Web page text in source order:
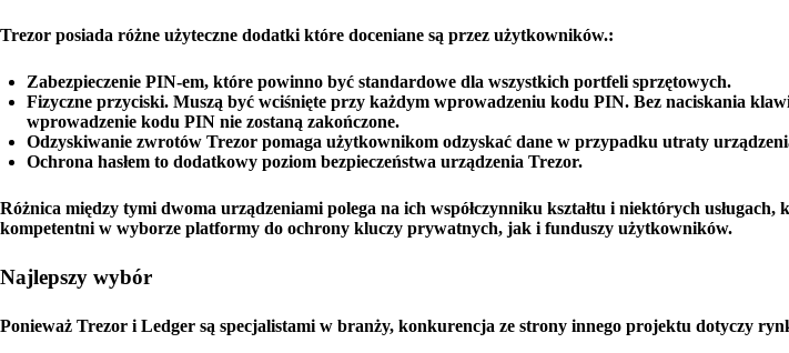
Trezor posiada różne użyteczne dodatki które doceniane są przez użytkowników.:
Zabezpieczenie PIN-em, które powinno być standardowe dla wszystkich portfeli sprzętowych.
Fizyczne przyciski. Muszą być wciśnięte przy każdym wprowadzeniu kodu PIN. Bez naciskania
wprowadzenie kodu PIN nie zostaną zakończone.
Odzyskiwanie zwrotów Trezor pomaga użytkownikom odzyskać dane w przypadku utraty
Ochrona hasłem to dodatkowy poziom bezpieczeństwa urządzenia Trezor.
Różnica między tymi dwoma urządzeniami polega na ich współczynniku kształtu i niektórych
kompetentni w wyborze platformy do ochrony kluczy prywatnych, jak i funduszy użytkowników.
Najlepszy wybór
Ponieważ Trezor i Ledger są specjalistami w branży, konkurencja ze strony innego projektu dotyczy